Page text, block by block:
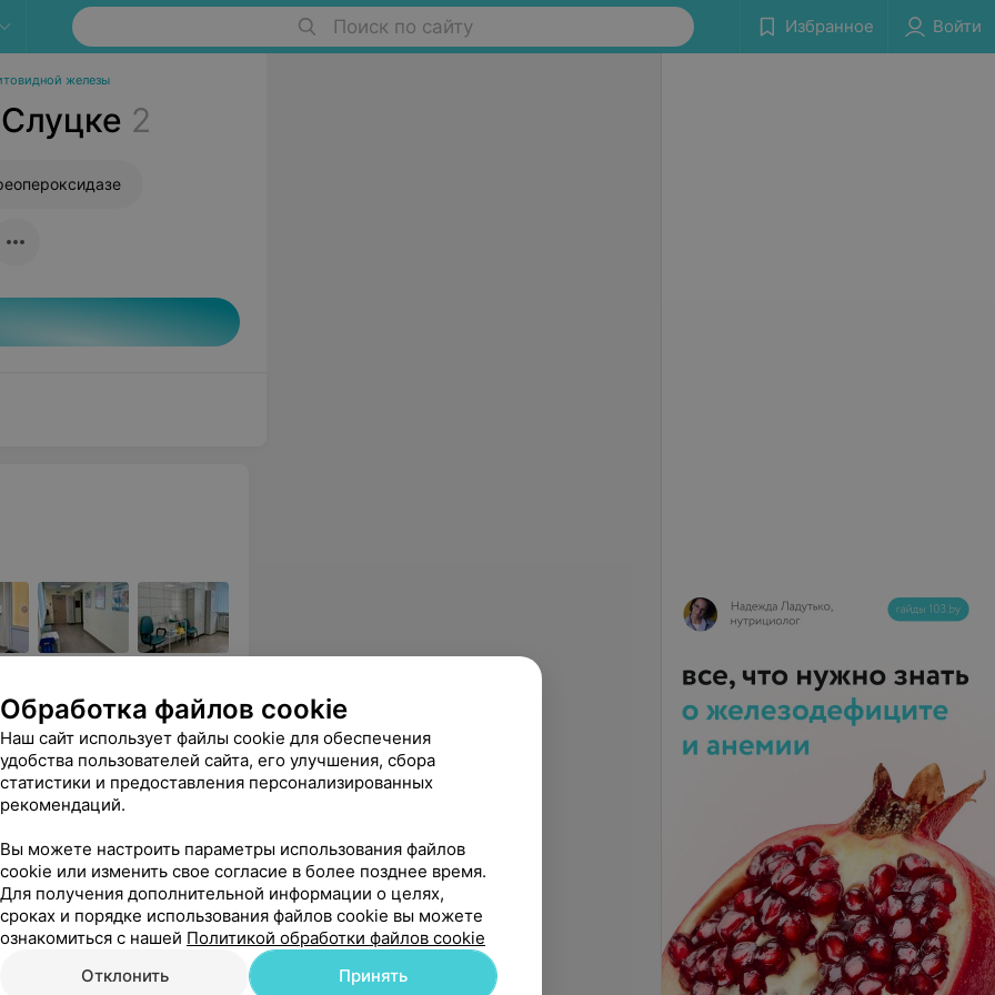
Поиск по сайту Избранное Войти
железы
2
гормон
Щитовидная железа:
гормональный профиль
от 48,14 руб.
донную лабара торию , посещяю её постоянно . Еще
Все адреса
Обработка файлов cookie
Наш сайт использует файлы cookie для обеспечения
удобства пользователей сайта, его улучшения, сбора
статистики и предоставления персонализированных
рекомендаций.
Вы можете настроить параметры использования файлов
cookie или изменить свое согласие в более позднее время.
Для получения дополнительной информации о целях,
сроках и порядке использования файлов cookie вы можете
ознакомиться с нашей Политикой обработки файлов cookie
Отклонить
Принять